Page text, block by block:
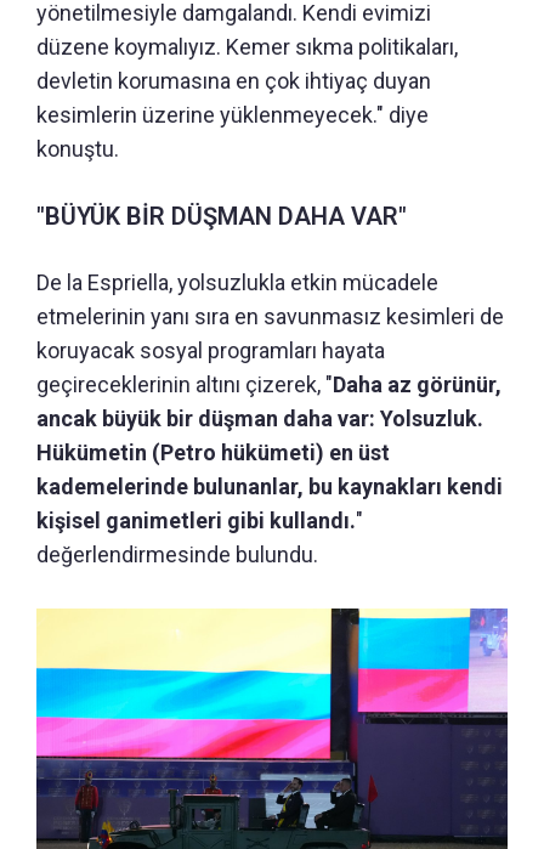
yönetilmesiyle damgalandı. Kendi evimizi
düzene koymalıyız. Kemer sıkma politikaları,
devletin korumasına en çok ihtiyaç duyan
kesimlerin üzerine yüklenmeyecek." diye
konuştu.
"BÜYÜK BİR DÜŞMAN DAHA VAR"
De la Espriella, yolsuzlukla etkin mücadele
etmelerinin yanı sıra en savunmasız kesimleri de
koruyacak sosyal programları hayata
geçireceklerinin altını çizerek, "Daha az görünür,
ancak büyük bir düşman daha var: Yolsuzluk.
Hükümetin (Petro hükümeti) en üst
kademelerinde bulunanlar, bu kaynakları kendi
kişisel ganimetleri gibi kullandı."
değerlendirmesinde bulundu.